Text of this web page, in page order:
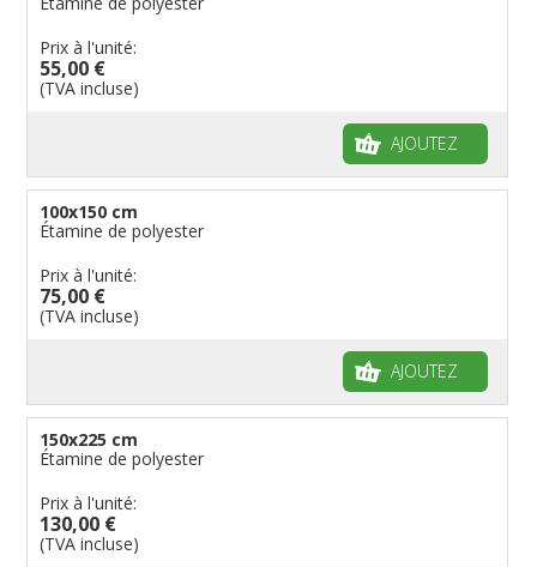
Prix à l'unité:
55,00 €
(TVA incluse)
AJOUTEZ
100x150 cm
Étamine de polyester
Prix à l'unité:
75,00 €
(TVA incluse)
AJOUTEZ
150x225 cm
Étamine de polyester
Prix à l'unité:
130,00 €
(TVA incluse)